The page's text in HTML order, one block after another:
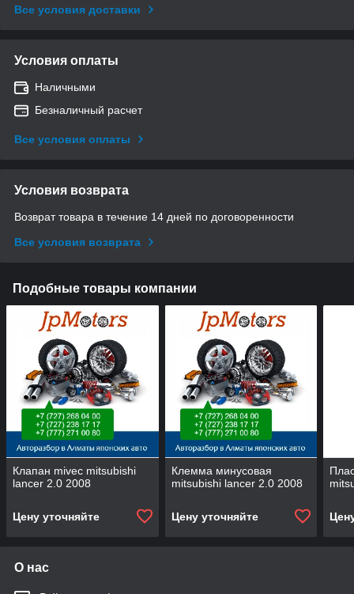
Все условия доставки
Условия оплаты
Наличными
Безналичный расчет
Все условия оплаты
Условия возврата
Возврат товара в течение 14 дней по договоренности
Все условия возврата
Подобные товары компании
Клапан mivec mitsubishi
lancer 2.0 2008
Цену уточняйте
Клемма минусовая
mitsubishi lancer 2.0 2008
Цену уточняйте
О нас